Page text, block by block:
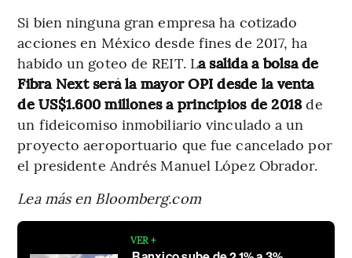
Si bien ninguna gran empresa ha cotizado
acciones en México desde fines de 2017, ha
habido un goteo de REIT. La salida a bolsa de
Fibra Next será la mayor OPI desde la venta
de US$1.600 millones a principios de 2018de
un fideicomiso inmobiliario vinculado a un
proyecto aeroportuario que fue cancelado por
el presidente Andrés Manuel López Obrador.
Lea más en Bloomberg.com
VER +